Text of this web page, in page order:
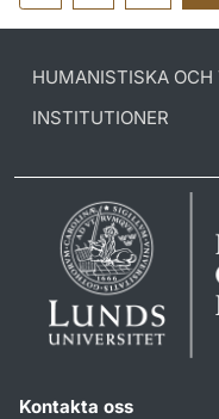
HUMANISTISKA OCH
INSTITUTIONER
Kontakta oss